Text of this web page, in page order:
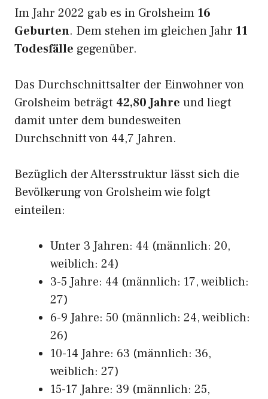
Im Jahr 2022 gab es in Grolsheim 16
Geburten. Dem stehen im gleichen Jahr 11
Todesfälle gegenüber.
Das Durchschnittsalter der Einwohner von
Grolsheim beträgt 42,80 Jahre und liegt
damit unter dem bundesweiten
Durchschnitt von 44,7 Jahren.
Bezüglich der Altersstruktur lässt sich die
Bevölkerung von Grolsheim wie folgt
einteilen:
Unter 3 Jahren: 44 (männlich: 20,
weiblich: 24)
3-5 Jahre: 44 (männlich: 17, weiblich:
27)
6-9 Jahre: 50 (männlich: 24, weiblich:
26)
10-14 Jahre: 63 (männlich: 36,
weiblich: 27)
15-17 Jahre: 39 (männlich: 25,